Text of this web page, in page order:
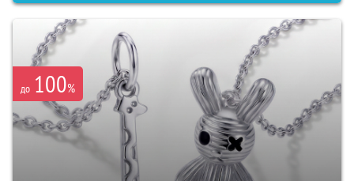
до 100%